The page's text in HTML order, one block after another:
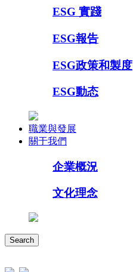
ESG 實踐
ESG報告
ESG政策和製度
ESG動态
職業與發展
關于我們
企業概況
文化理念
Search